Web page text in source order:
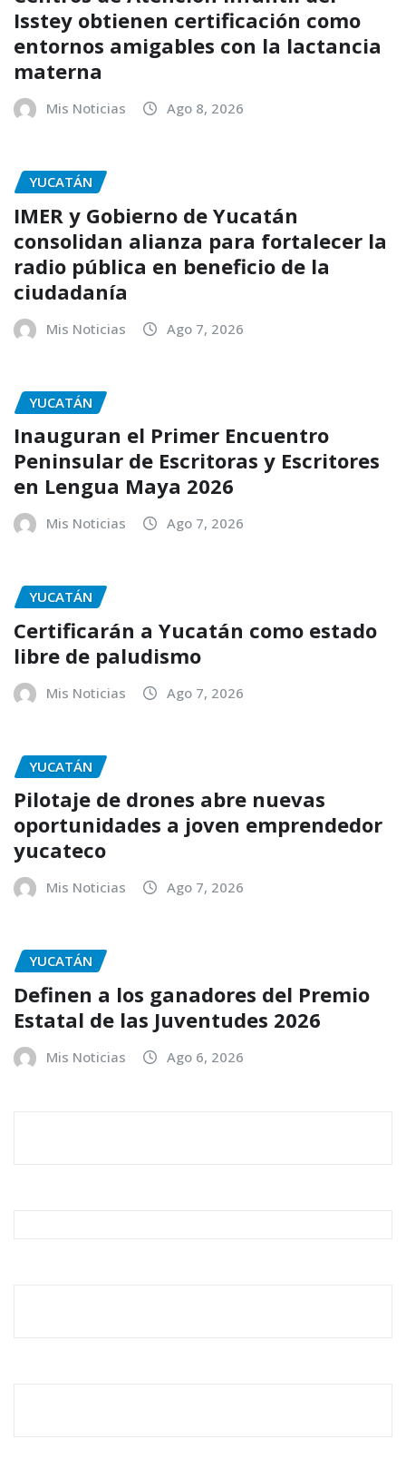
Isstey obtienen certificación como
entornos amigables con la lactancia
materna
Mis Noticias Ago 8, 2026
YUCATÁN
IMER y Gobierno de Yucatán
consolidan alianza para fortalecer la
radio pública en beneficio de la
ciudadanía
Mis Noticias Ago 7, 2026
YUCATÁN
Inauguran el Primer Encuentro
Peninsular de Escritoras y Escritores
en Lengua Maya 2026
Mis Noticias Ago 7, 2026
YUCATÁN
Certificarán a Yucatán como estado
libre de paludismo
Mis Noticias Ago 7, 2026
YUCATÁN
Pilotaje de drones abre nuevas
oportunidades a joven emprendedor
yucateco
Mis Noticias Ago 7, 2026
YUCATÁN
Definen a los ganadores del Premio
Estatal de las Juventudes 2026
Mis Noticias Ago 6, 2026